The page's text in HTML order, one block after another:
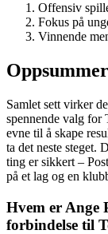
Offensiv
Fokus på
Vinnende
Samlet sett virker
spennende valg for
evne til å skape
ta det neste steget.
ting er sikkert –
på et lag og en
Hvem er Ange
forbindelse til